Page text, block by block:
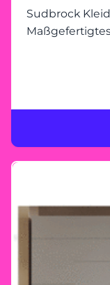
Sudbrock